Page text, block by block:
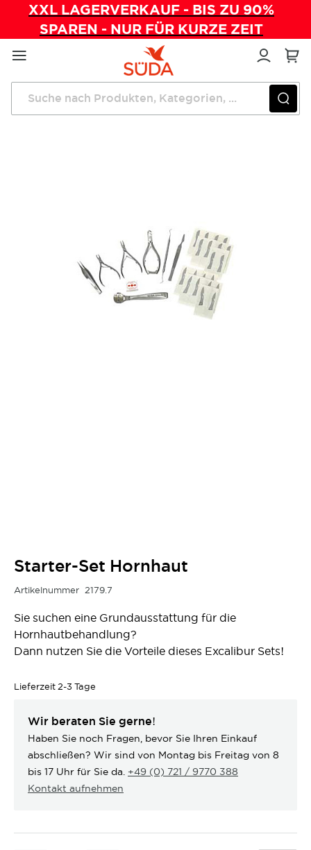
XXL LAGERVERKAUF - BIS ZU 90%
SPAREN - NUR FÜR KURZE ZEIT
Direkt
zum
Inhalt
Startseite Instrumente Starter-Set Hornhaut
Starter-Set Hornhaut
Artikelnummer 2179.7
Sie suchen eine Grundausstattung für die
Hornhautbehandlung?
Dann nutzen Sie die Vorteile dieses Excalibur Sets!
Lieferzeit 2-3 Tage
Wir beraten Sie gerne!
Haben Sie noch Fragen, bevor Sie Ihren Einkauf
abschließen? Wir sind von Montag bis Freitag von 8
bis 17 Uhr für Sie da. +49 (0) 721 / 9770 388
Kontakt aufnehmen